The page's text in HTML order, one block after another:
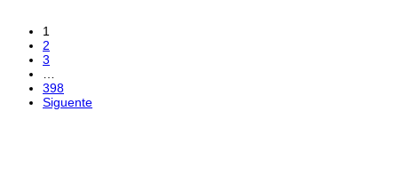
1
2
3
398
Siguente